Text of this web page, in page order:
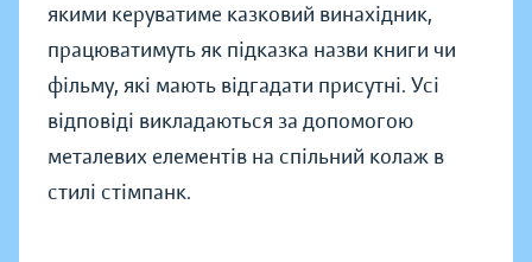
якими керуватиме казковий винахідник,
працюватимуть як підказка назви книги чи
фільму, які мають відгадати присутні. Усі
відповіді викладаються за допомогою
металевих елементів на спільний колаж в
стилі стімпанк.